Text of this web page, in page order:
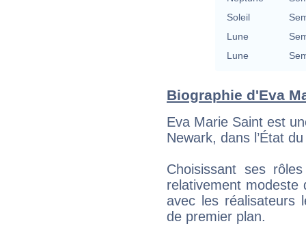
Soleil
Lune
Lune
Biographie d'Eva
Eva Marie Saint est
Newark, dans l’État
Choisissant ses
relativement modeste
avec les réalisateurs
de premier plan.